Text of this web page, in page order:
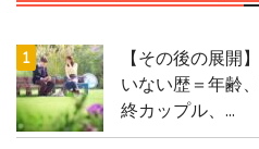
【その後の展開
いない歴＝年齢
終カップル、...